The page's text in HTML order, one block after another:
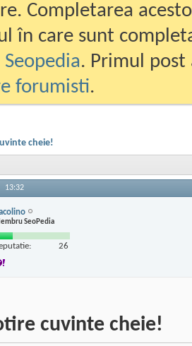
Completarea
în care sunt
. Primul
forumisti.
cheie!
13:32
SeoPedia
26
cuvinte cheie!